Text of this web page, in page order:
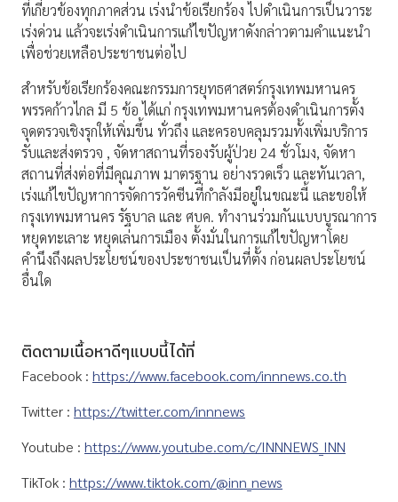
ที่เกี่ยวข้องทุกภาคส่วน เร่งนำข้อเรียกร้อง ไปดำเนินการเป็นวาระ
เร่งด่วน แล้วจะเร่งดำเนินการแก้ไขปัญหาดังกล่าวตามคำแนะนำ
เพื่อช่วยเหลือประชาชนต่อไป
สำหรับข้อเรียกร้องคณะกรรมการยุทธศาสตร์กรุงเทพมหานคร
พรรคก้าวไกล มี 5 ข้อ ได้แก่ กรุงเทพมหานครต้องดำเนินการตั้ง
จุดตรวจเชิงรุกให้เพิ่มขึ้น ทั่วถึง และครอบคลุมรวมทั้งเพิ่มบริการ
รับและส่งตรวจ , จัดหาสถานที่รองรับผู้ป่วย 24 ชั่วโมง, จัดหา
สถานที่ส่งต่อที่มีคุณภาพ มาตรฐาน อย่างรวดเร็ว และทันเวลา,
เร่งแก้ไขปัญหาการจัดการวัคซีนที่กำลังมีอยู่ในขณะนี้ และขอให้
กรุงเทพมหานคร รัฐบาล และ ศบค. ทำงานร่วมกันแบบบูรณาการ
หยุดทะเลาะ หยุดเล่นการเมือง ตั้งมั่นในการแก้ไขปัญหาโดย
คำนึงถึงผลประโยชน์ของประชาชนเป็นที่ตั้ง ก่อนผลประโยชน์
อื่นใด
ติดตามเนื้อหาดีๆแบบนี้ได้ที่
Facebook : https://www.facebook.com/innnews.co.th
Twitter : https://twitter.com/innnews
Youtube : https://www.youtube.com/c/INNNEWS_INN
TikTok : https://www.tiktok.com/@inn_news